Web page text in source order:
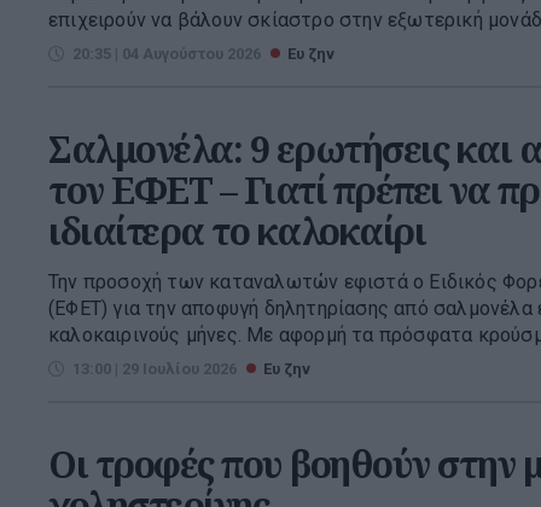
επιχειρούν να βάλουν σκίαστρο στην εξωτερική
20:35 | 04 Αυγούστου 2026 Ευ ζην
Σαλμονέλα: 9 ερωτήσεις και
τον ΕΦΕΤ – Γιατί πρέπει να
ιδιαίτερα το καλοκαίρι
Την προσοχή των καταναλωτών εφιστά ο Ειδικός
(ΕΦΕΤ) για την αποφυγή δηλητηρίασης από σαλμονέλα
καλοκαιρινούς μήνες. Με αφορμή τα πρόσφατα
13:00 | 29 Ιουλίου 2026 Ευ ζην
Οι τροφές που βοηθούν στην